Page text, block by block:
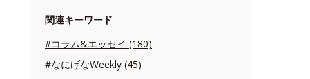
関連キーワード
#コラム&エッセイ (180)
#なにげなWeekly (45)